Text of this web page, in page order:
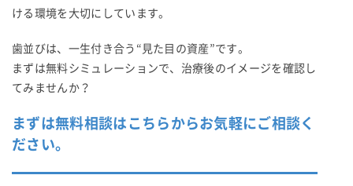
ける環境を大切にしています。
歯並びは、一生付き合う“見た目の資産”です。
まずは無料シミュレーションで、治療後のイメージを確認し
てみませんか？
まずは無料相談はこちらからお気軽にご相談く
ださい。